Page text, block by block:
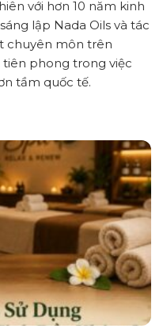
với hơn 10 năm kinh
lập Nada Oils và tác
chuyên môn trên
tiên phong trong việc
tầm quốc tế.